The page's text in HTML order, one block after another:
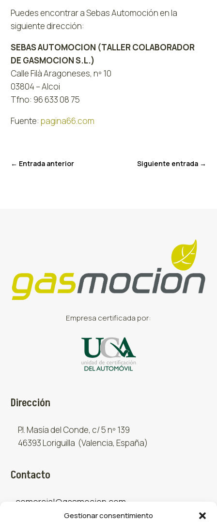
Gestionar consentimiento
Puedes encontrar a Sebas Automoción en la
siguiente dirección:
SEBAS AUTOMOCION (TALLER COLABORADOR
DE GASMOCION S.L.)
Calle Filà Aragoneses, nº 10
03804 – Alcoi
Tfno: 96 633 08 75
Fuente:pagina66.com
← Entrada anterior Siguiente entrada→
Empresa certificada por:
Dirección
P.I. Masía del Conde, c/ 5 nº 139
46393 Loriguilla (Valencia, España)
Contacto
comercial@gasmocion.com